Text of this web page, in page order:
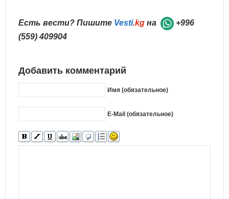
Есть вести? Пишите Vesti.kg на
+996
(559) 409904
Добавить комментарий
Имя (обязательное)
E-Mail (обязательное)